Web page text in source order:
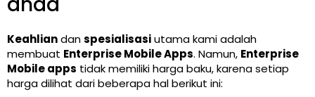
Keahliandanspesialisasiutama kami adalah
membuat Enterprise Mobile Apps. Namun, Enterprise
Mobileapps tidak memiliki harga baku, karena setiap
harga dilihat dari beberapa hal berikut ini: